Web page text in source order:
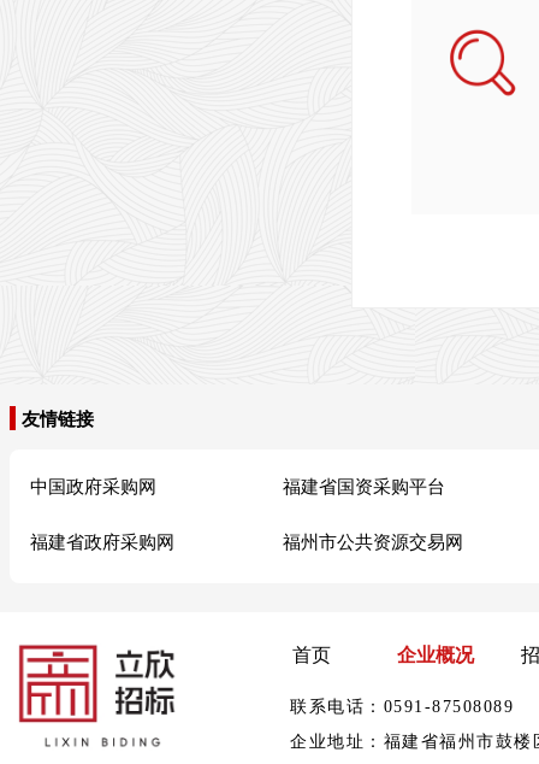
友情链接
中国政府采购网
福建省政府采购网 福州市公共资源交易网
福建省国资采购平台
首页 企业概况
联系电话：0591-
企业地址：福建省福州市